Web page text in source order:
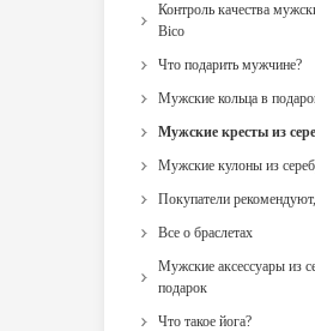
Контроль качества
Bico
Что подарить мужчине?
Мужские кольца в
Мужские кресты из
Мужские кулоны из
Покупатели
Все о браслетах
Мужские аксессуары из
подарок
Что такое йога?